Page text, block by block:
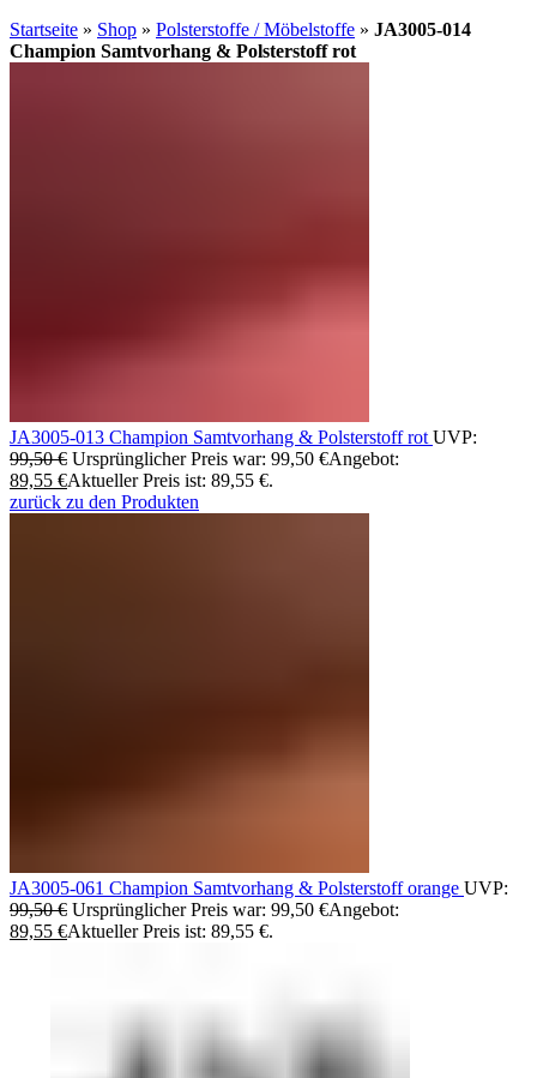
Startseite » Shop » Polsterstoffe / Möbelstoffe » JA3005-014
Champion Samtvorhang & Polsterstoff rot
JA3005-013 Champion Samtvorhang & Polsterstoff rot UVP:
99,50€ Ursprünglicher Preis war: 99,50 €Angebot:
89,55 €Aktueller Preis ist: 89,55 €.
zurück zu den Produkten
JA3005-061 Champion Samtvorhang & Polsterstoff orange UVP:
99,50€ Ursprünglicher Preis war: 99,50 €Angebot:
89,55 €Aktueller Preis ist: 89,55 €.